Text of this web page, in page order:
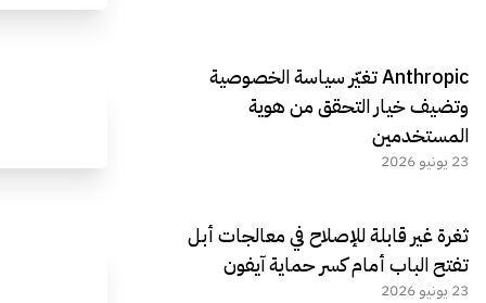
Anthropic تغيّر سياسة الخصوصية
وتضيف خيار التحقق من هوية
المستخدمين
23 يونيو 2026
ثغرة غير قابلة للإصلاح في معالجات أبل
تفتح الباب أمام كسر حماية آيفون
23 يونيو 2026